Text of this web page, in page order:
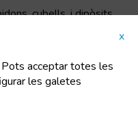
cubells, i dipòsits
i residus
acceptar totes les
les galetes
x